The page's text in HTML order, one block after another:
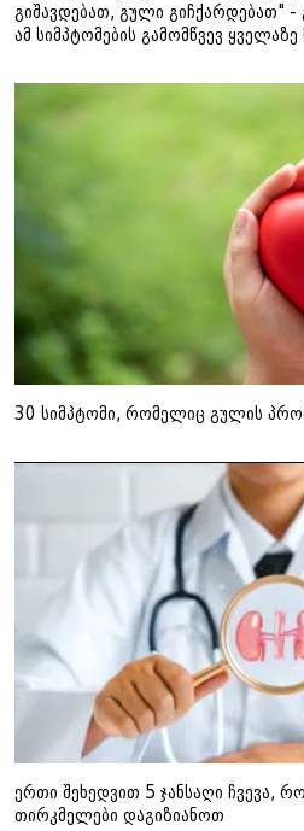
გიშავდებათ, გული გიჩქარდებათ"
ამ სიმპტომების გამომწვევ
30 სიმპტომი, რომელიც გულის
ერთი შეხედვით 5 ჯანსაღი ჩვევა,
თირკმელები დაგიზიანოთ